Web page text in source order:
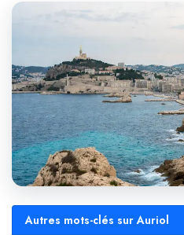
Autres mots-clés sur Auriol